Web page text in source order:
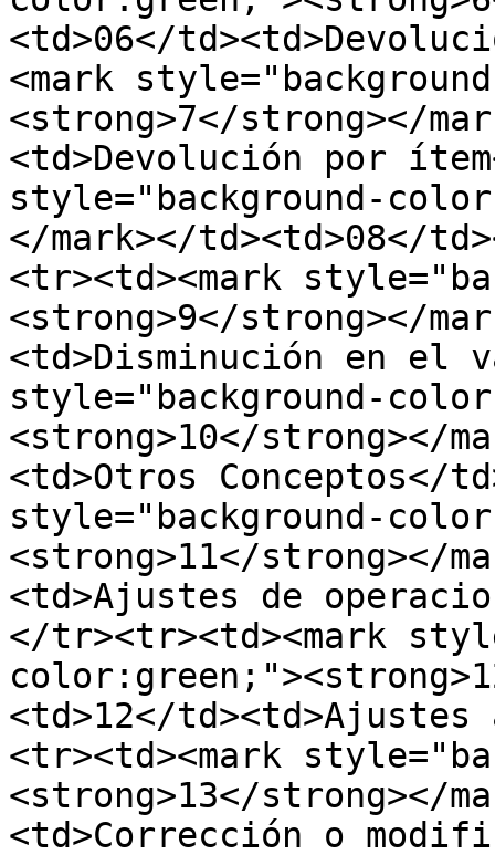
<td>06</
<mark
<strong>7</strong></
<td>Devolución por
style="background-
</mark></td><td>08</
<tr><td><mark
<strong>9</strong></
<td>Disminución en el
style="background-
<strong>10</strong></
<td>Otros Conceptos</
style="background-
<strong>11</strong></
<td>Ajustes de
</tr><tr><td><mark
<td>12</
<tr><td><mark
<strong>13</strong></
<td>Corrección o